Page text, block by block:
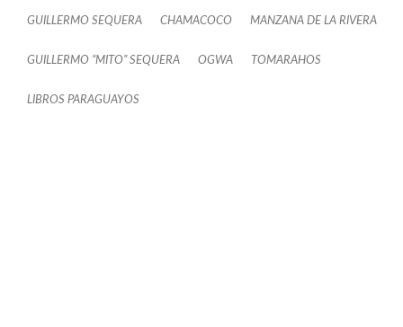
GUILLERMO SEQUERA CHAMACOCO MANZANA DE LA RIVERA
GUILLERMO “MITO” SEQUERA OGWA TOMARAHOS
LIBROS PARAGUAYOS